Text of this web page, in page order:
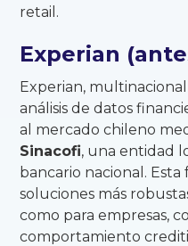
retail.
Experian
Experian,
análisis de datos
al mercado chileno
Sinacofi, una entidad
bancario nacional.
soluciones más
como para empresas,
comportamiento